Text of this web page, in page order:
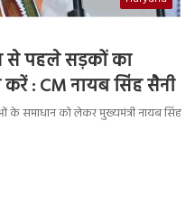
से पहले सड़कों का
करें : CM नायब सिंह सैनी
समाधान को लेकर मुख्यमंत्री नायब सिंह